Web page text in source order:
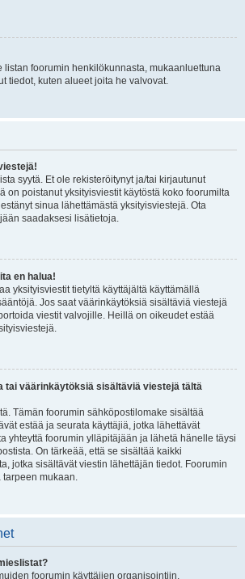
listan foorumin henkilökunnasta, mukaanluettuna
tiedot, kuten alueet joita he valvovat.
syytä. Et ole rekisteröitynyt ja/tai kirjautunut
on poistanut yksityisviestit käytöstä koko foorumilta
sinua lähettämästä yksityisviestejä. Ota
saadaksesi lisätietoja.
en halua!
yksityisviestit tietyltä käyttäjältä käyttämällä
Jos saat väärinkäytöksiä sisältäviä viestejä
viestit valvojille. Heillä on oikeudet estää
tai väärinkäytöksiä sisältäviä viestejä tältä
Tämän foorumin sähköpostilomake sisältää
estää ja seurata käyttäjiä, jotka lähettävät
yhteyttä foorumin ylläpitäjään ja lähetä hänelle täysi
On tärkeää, että se sisältää kaikki
jotka sisältävät viestin lähettäjän tiedot. Foorumin
mukaan.
foorumin käyttäjien organisointiin.